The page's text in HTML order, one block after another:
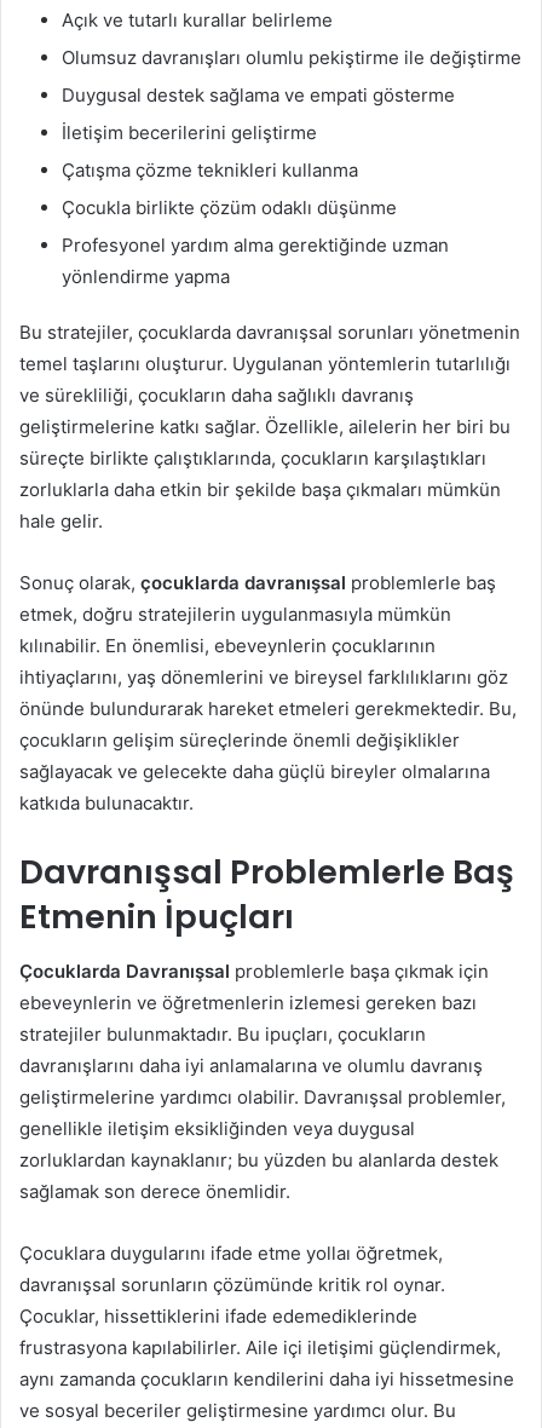
Açık ve tutarlı kurallar belirleme
Olumsuz davranışları olumlu pekiştirme ile değiştirme
Duygusal destek sağlama ve empati gösterme
İletişim becerilerini geliştirme
Çatışma çözme teknikleri kullanma
Çocukla birlikte çözüm odaklı düşünme
Profesyonel yardım alma gerektiğinde uzman
yönlendirme yapma
Bu stratejiler, çocuklarda davranışsal sorunları yönetmenin
temel taşlarını oluşturur. Uygulanan yöntemlerin tutarlılığı
ve sürekliliği, çocukların daha sağlıklı davranış
geliştirmelerine katkı sağlar. Özellikle, ailelerin her biri bu
süreçte birlikte çalıştıklarında, çocukların karşılaştıkları
zorluklarla daha etkin bir şekilde başa çıkmaları mümkün
hale gelir.
Sonuç olarak, çocuklarda davranışsal problemlerle baş
etmek, doğru stratejilerin uygulanmasıyla mümkün
kılınabilir. En önemlisi, ebeveynlerin çocuklarının
ihtiyaçlarını, yaş dönemlerini ve bireysel farklılıklarını göz
önünde bulundurarak hareket etmeleri gerekmektedir. Bu,
çocukların gelişim süreçlerinde önemli değişiklikler
sağlayacak ve gelecekte daha güçlü bireyler olmalarına
katkıda bulunacaktır.
Davranışsal Problemlerle Baş
Etmenin İpuçları
Çocuklarda Davranışsal problemlerle başa çıkmak için
ebeveynlerin ve öğretmenlerin izlemesi gereken bazı
stratejiler bulunmaktadır. Bu ipuçları, çocukların
davranışlarını daha iyi anlamalarına ve olumlu davranış
geliştirmelerine yardımcı olabilir. Davranışsal problemler,
genellikle iletişim eksikliğinden veya duygusal
zorluklardan kaynaklanır; bu yüzden bu alanlarda destek
sağlamak son derece önemlidir.
Çocuklara duygularını ifade etme yollaı öğretmek,
davranışsal sorunların çözümünde kritik rol oynar.
Çocuklar, hissettiklerini ifade edemediklerinde
frustrasyona kapılabilirler. Aile içi iletişimi güçlendirmek,
aynı zamanda çocukların kendilerini daha iyi hissetmesine
ve sosyal beceriler geliştirmesine yardımcı olur. Bu